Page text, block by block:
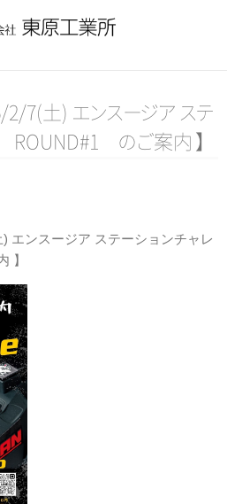
2/7(土) エンス ージア ステ
ROUND#1 のご案内 】
エンスージア ステーションチャレ
】